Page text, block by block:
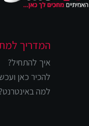
המדריך
איך להתחיל?
להכיר כאן
למה